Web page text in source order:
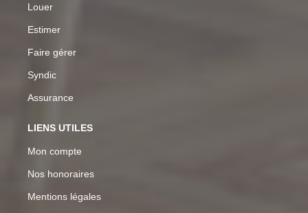
Louer
Estimer
Faire gérer
Syndic
Assurance
LIENS UTILES
Mon compte
Nos honoraires
Mentions légales